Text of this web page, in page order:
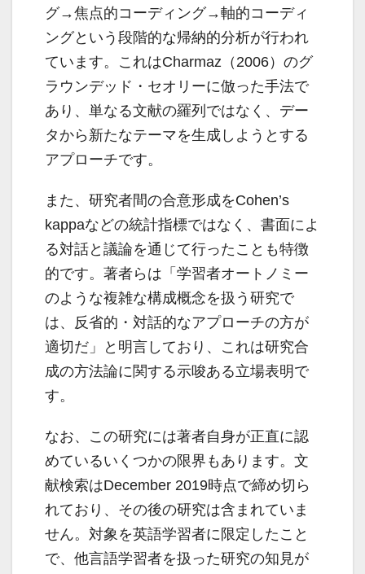
グ→焦点的コーディング→軸的コーディ
ングという段階的な帰納的分析が行われ
ています。これはCharmaz（2006）のグ
ラウンデッド・セオリーに倣った手法で
あり、単なる文献の羅列ではなく、デー
タから新たなテーマを生成しようとする
アプローチです。
また、研究者間の合意形成をCohen’s
kappaなどの統計指標ではなく、書面によ
る対話と議論を通じて行ったことも特徴
的です。著者らは「学習者オートノミー
のような複雑な構成概念を扱う研究で
は、反省的・対話的なアプローチの方が
適切だ」と明言しており、これは研究合
成の方法論に関する示唆ある立場表明で
す。
なお、この研究には著者自身が正直に認
めているいくつかの限界もあります。文
献検索はDecember 2019時点で締め切ら
れており、その後の研究は含まれていま
せん。対象を英語学習者に限定したこと
で、他言語学習者を扱った研究の知見が